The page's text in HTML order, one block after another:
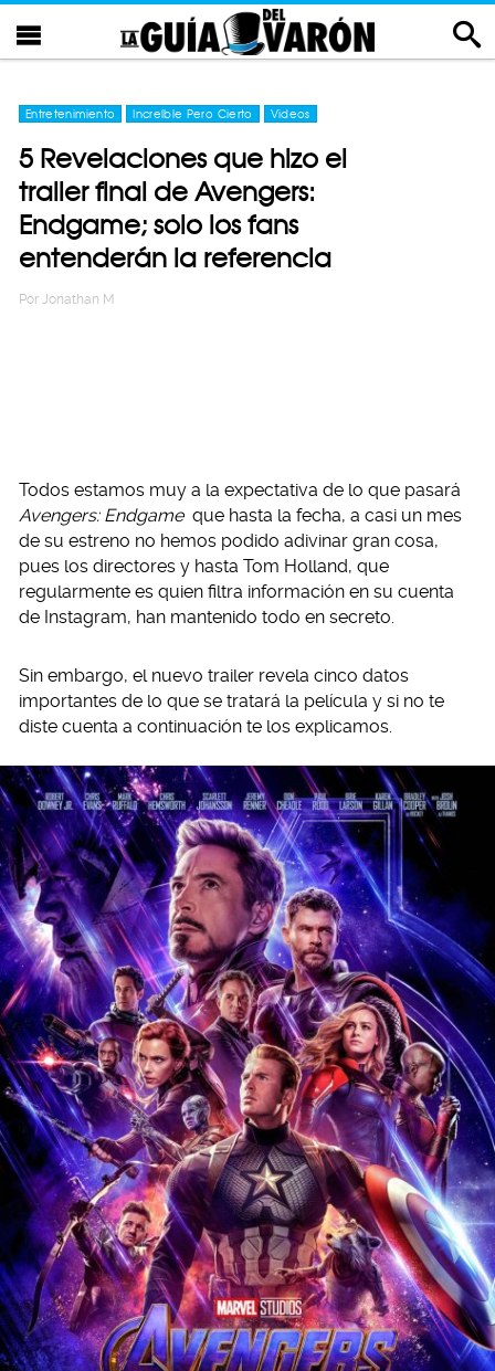
Entretenimiento Increíble Pero Cierto Videos
5 Revelaciones que hizo el
trailer final de Avengers:
Endgame; solo los fans
entenderán la referencia
Por Jonathan M
Todos estamos muy a la expectativa de lo que pasará
Avengers: Endgame que hasta la fecha, a casi un mes
de su estreno no hemos podido adivinar gran cosa,
pues los directores y hasta Tom Holland, que
regularmente es quien filtra información en su cuenta
de Instagram, han mantenido todo en secreto.
Sin embargo, el nuevo trailer revela cinco datos
importantes de lo que se tratará la película y si no te
diste cuenta a continuación te los explicamos.